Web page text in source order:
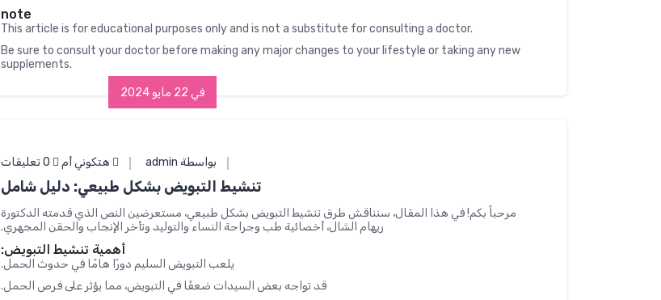
note
This article is for educational purposes only and is not a substitute for consulting a doctor.
Be sure to consult your doctor before making any major changes to your lifestyle or taking any new
supplements.
في 22 مايو 2024
بواسطة admin هتكوني أم
تنشيط التبويض بشكل طبيعي: دليل شامل
مرحباً بكم! في هذا المقال، سنناقش طرق تنشيط التبويض بشكل طبيعي، مستعرضين النص الذي قدمته الدكتورة
ريهام الشال، أخصائية طب وجراحة النساء والتوليد وتأخر الإنجاب والحقن المجهري.
أهمية تنشيط التبويض:
يلعب التبويض السليم دورًا هامًا في حدوث الحمل.
قد تواجه بعض السيدات ضعفًا في التبويض، مما يؤثر على فرص الحمل.